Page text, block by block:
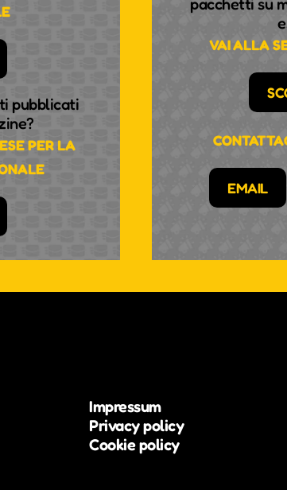
pubblicati
PER LA
pacchetti su
VAI ALLA
EMAIL
Impressum
Privacy policy
Cookie policy